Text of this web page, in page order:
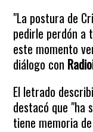
"La postura de
pedirle perdón a
este momento
diálogo con
El letrado
destacó que "ha
tiene memoria